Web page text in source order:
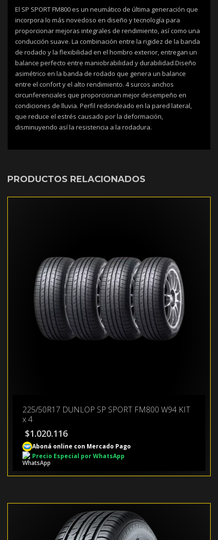
El SP SPORT FM800 es un neumático de última generación que
incorpora lo más novedoso en diseño y tecnología para
proporcionar mejoras integrales de rendimiento, así como una
conducción suave. La combinación entre la rigidez de la banda
de rodado y la flexibilidad en el hombro exterior, entregan un
balance perfecto entre maniobrabilidad y durabilidad.Diseño
asimétrico en la banda de rodado que genera un balance
entre el confort y el alto rendimiento. 4 surcos anchos
circunferenciales que proporcionan mejor desempeño en
condiciones de lluvia. Perfil redondeado en la pared lateral,
que reduce el estrés causado por la deformación,
disminuyendo así la resistencia a la rodadura.
PRODUCTOS RELACIONADOS
225/50R17 DUNLOP SP SPORT FM800 W94 KIT
x 4
$1.020.116
Aboná online con Mercado Pago
Precio Especial por WhatsApp